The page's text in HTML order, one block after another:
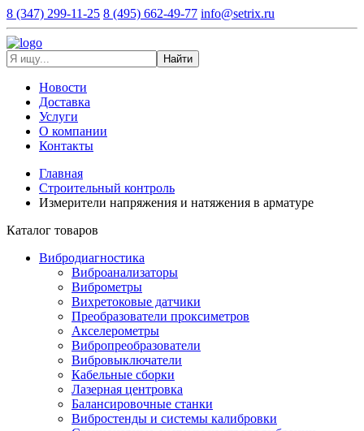
8 (347) 299-11-25 8 (495) 662-49-77 info@setrix.ru
Найти
Новости
Доставка
Услуги
О компании
Контакты
Главная
Строительный контроль
Измерители напряжения и натяжения в арматуре
Каталог товаров
Вибродиагностика
Виброанализаторы
Виброметры
Вихретоковые датчики
Преобразователи проксиметров
Акселерометры
Вибропреобразователи
Вибровыключатели
Кабельные сборки
Лазерная центровка
Балансировочные станки
Вибростенды и системы калибровки